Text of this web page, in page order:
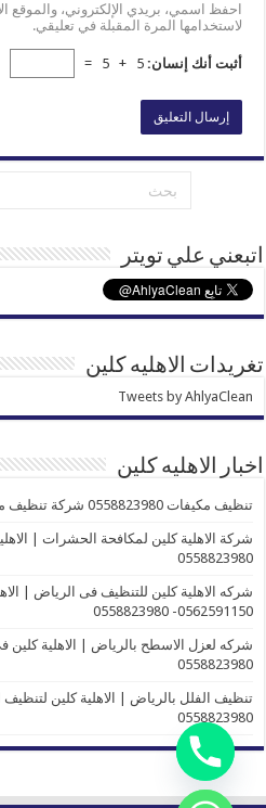
احفظ اسمي، بريدي الإلكتروني، والموقع
لاستخدامها المرة المقبلة في تعليقي.
أثبت أنك إنسان:5 + 5 =
اتبعني علي تويتر
تغريدات الاهليه كلين
Tweets by AhlyaClean
اخبار الاهليه كلين
تنظيف مكيفات 0558823980 شركة تنظيف مكيفات
0558823980
شركه الاهلية كلين للتنظيف فى الرياض |
0562591150- 0558823980
0558823980
0558823980